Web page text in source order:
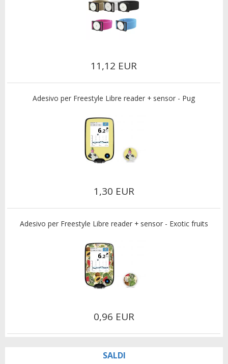
11,12 EUR
Adesivo per Freestyle Libre reader + sensor - Pug
1,30 EUR
Adesivo per Freestyle Libre reader + sensor - Exotic fruits
0,96 EUR
SALDI